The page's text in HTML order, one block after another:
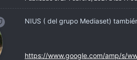
NIUS ( del grupo Mediaset)
https://www.google.com/amp/s/